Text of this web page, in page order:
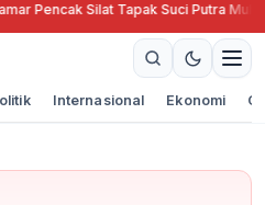
Silat Tapak Suci Putra
Internasional Ekonomi